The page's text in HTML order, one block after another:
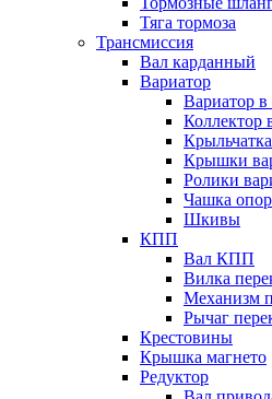
Тяга тормоза
Трансмиссия
Вал карданный
Вариатор
Вариатор в
Коллектор
Крышки
Ролики
Чашка
Шкивы
КПП
Вал КПП
Вилка
Механизм
Рычаг
Крестовины
Крышка магнето
Редуктор